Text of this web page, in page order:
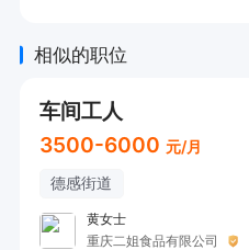
相似的职位
车间工人
3500-6000 元/月
德感街道
黄女士
重庆二姐食品有限公司